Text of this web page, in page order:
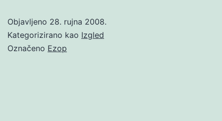
Objavljeno 28. rujna 2008.
Kategorizirano kao Izgled
Označeno Ezop